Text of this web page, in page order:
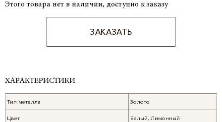
Этого товара нет в наличии, доступно к заказу
ЗАКАЗАТЬ
ХАРАКТЕРИСТИКИ
Тип металла Золото
Цвет Белый, Лимонный